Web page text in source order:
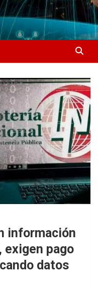
información
exigen pago
datos